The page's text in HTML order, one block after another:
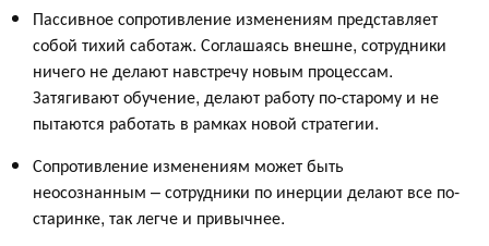
Пассивное сопротивление изменениям представляет
собой тихий саботаж. Соглашаясь внешне, сотрудники
ничего не делают навстречу новым процессам.
Затягивают обучение, делают работу по-старому и не
пытаются работать в рамках новой стратегии.
Сопротивление изменениям может быть
неосознанным – сотрудники по инерции делают все по-
старинке, так легче и привычнее.